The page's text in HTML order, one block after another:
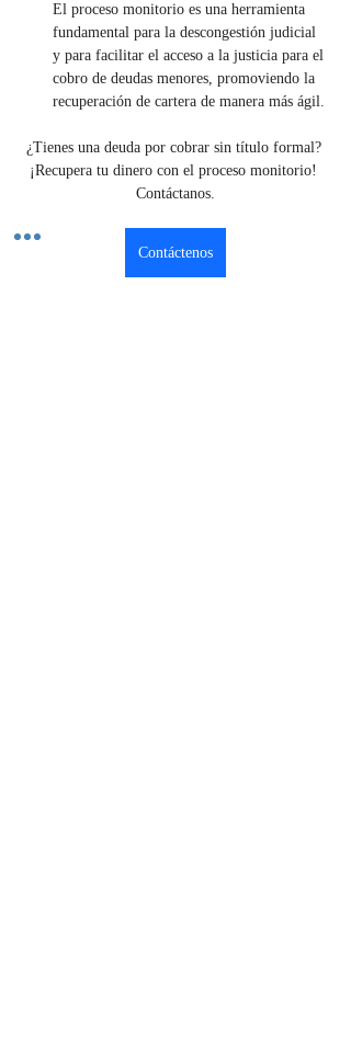
El proceso monitorio es una herramienta
fundamental para la descongestión judicial
y para facilitar el acceso a la justicia para el
cobro de deudas menores, promoviendo la
recuperación de cartera de manera más ágil.
¿Tienes una deuda por cobrar sin título formal?
¡Recupera tu dinero con el proceso monitorio!
Contáctanos.
Contáctenos